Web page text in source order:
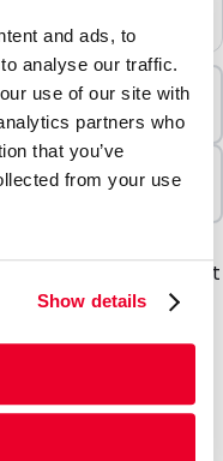
and ads, to
analyse our traffic.
use of our site with
partners who
that you’ve
from your use
Show details
€217,33
oder -30°C. Geeigent
gestaltet werden